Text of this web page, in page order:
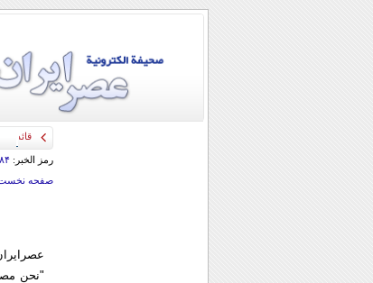
قائد
رمز الخبر:
صفحه
"نحن